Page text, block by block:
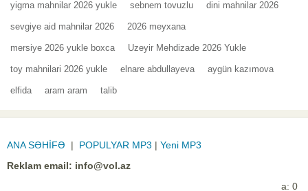
yigma mahnilar 2026 yukle sebnem tovuzlu dini mahnilar 2026
sevgiye aid mahnilar 2026 2026 meyxana
mersiye 2026 yukle boxca Uzeyir Mehdizade 2026 Yukle
toy mahnilari 2026 yukle elnare abdullayeva aygün kazımova
elfida aram aram talib
ANA SƏHİFƏ | POPULYAR MP3 | Yeni MP3
Reklam email: info@vol.az
a: 0